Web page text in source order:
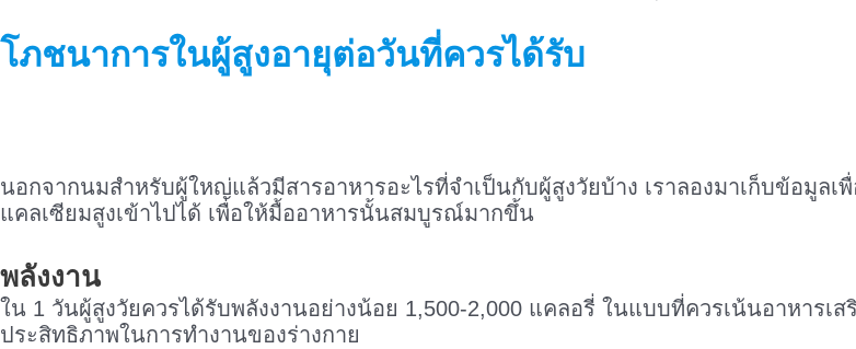
โภชนาการในผู้สูงอายุต่อวันที่ควรได้รับ
นอกจากนมสำหรับผู้ใหญ่แล้วมีสารอาหารอะไรที่จำเป็นกับผู้สูงวัยบ้าง เราลองมาเก็บข้อมูล
แคลเซียมสูงเข้าไปได้ เพื่อให้มื้ออาหารนั้นสมบูรณ์มากขึ้น
พลังงาน
ใน 1 วันผู้สูงวัยควรได้รับพลังงานอย่างน้อย 1,500-2,000 แคลอรี่ ในแบบที่ควรเน้นอาหารเ
ประสิทธิภาพในการทำงานของร่างกาย